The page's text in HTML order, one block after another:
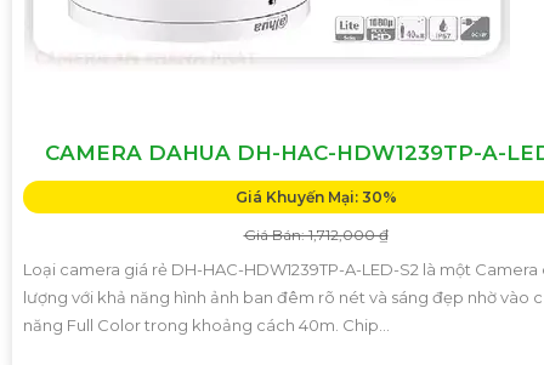
CAMERA DAHUA DH-HAC-HDW1239TP-A-
Giá Khuyến Mại: 30%
Giá Bán: 1,712,000 ₫
Loại camera giá rẻ DH-HAC-HDW1239TP-A-LED-S2 là một Camera
lượng với khả năng hình ảnh ban đêm rõ nét và sáng đẹp nhờ vào
năng Full Color trong khoảng cách 40m. Chip...